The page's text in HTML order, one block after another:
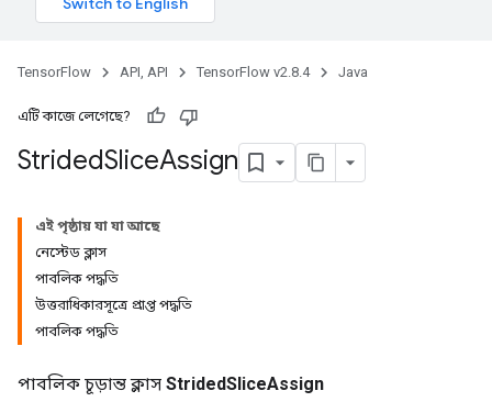
TensorFlow API, API TensorFlow v2.8.4 Java
এটি কাজে লেগেছে?
StridedSliceAssign
এই পৃষ্ঠায় যা যা আছে
নেস্টেড ক্লাস
পাবলিক পদ্ধতি
উত্তরাধিকারসূত্রে প্রাপ্ত পদ্ধতি
পাবলিক পদ্ধতি
পাবলিক চূড়ান্ত ক্লাস StridedSliceAssign